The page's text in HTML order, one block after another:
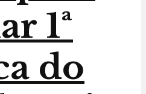
1ª
do